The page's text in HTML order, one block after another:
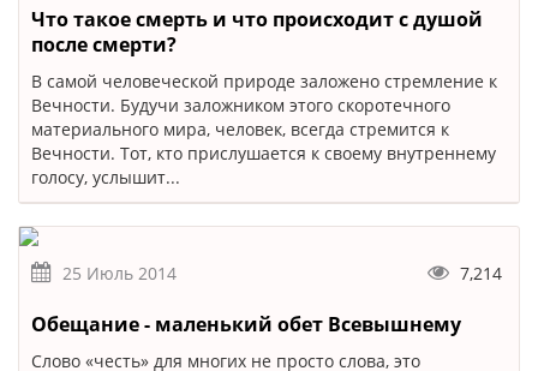
Что такое смерть и что происходит с душой
после смерти?
В самой человеческой природе заложено стремление к
Вечности. Будучи заложником этого скоротечного
материального мира, человек, всегда стремится к
Вечности. Тот, кто прислушается к своему внутреннему
голосу, услышит...
25 Июль 2014 7,214
Обещание - маленький обет Всевышнему
Слово «честь» для многих не просто слова, это